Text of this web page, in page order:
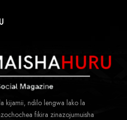
kijamii, ndilo lengwa lako la
fikira zinazojumuisha